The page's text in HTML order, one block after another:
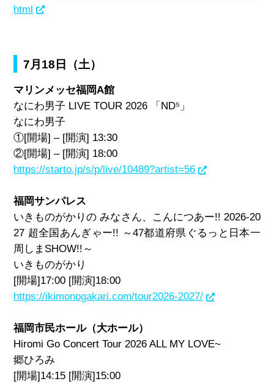
html
7月18日（土）
マリンメッセ福岡A館
なにわ男子 LIVE TOUR 2026 「ND⁵」
なにわ男子
①[開場] – [開演] 13:30
②[開場] – [開演] 18:00
https://starto.jp/s/p/live/10489?artist=56
福岡サンパレス
いきものがかりの みなさん、こんにつあー!! 2026-20
27 超全国あんぎゃー!! ～47都道府県ぐるっと⽇本⼀
周しまSHOW!!～
いきものがかり
[開場]17:00 [開演]18:00
https://ikimonogakari.com/tour2026-2027/
福岡市民ホール（大ホール）
Hiromi Go Concert Tour 2026 ALL MY LOVE~
郷ひろみ
[開場]14:15 [開演]15:00